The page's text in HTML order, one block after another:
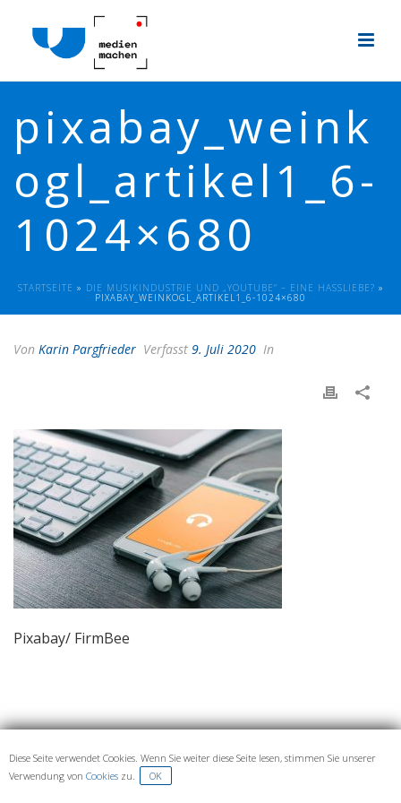
pixabay_weink
ogl_artikel1_6-
1024×680
STARTSEITE » DIE MUSIKINDUSTRIE UND „YOUTUBE“ – EINE HASSLIEBE? »
PIXABAY_WEINKOGL_ARTIKEL1_6-1024×680
Von Karin Pargfrieder Verfasst 9. Juli 2020 In
Pixabay/ FirmBee
IMPRESSUM UND DATENSCHUTZ
Diese Seite verwendet Cookies. Wenn Sie weiter diese Seite lesen, stimmen Sie unserer
Verwendung von Cookies zu. OK